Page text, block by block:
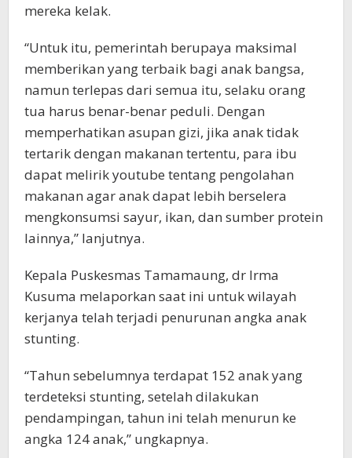
mereka kelak.
“Untuk itu, pemerintah berupaya maksimal
memberikan yang terbaik bagi anak bangsa,
namun terlepas dari semua itu, selaku orang
tua harus benar-benar peduli. Dengan
memperhatikan asupan gizi, jika anak tidak
tertarik dengan makanan tertentu, para ibu
dapat melirik youtube tentang pengolahan
makanan agar anak dapat lebih berselera
mengkonsumsi sayur, ikan, dan sumber protein
lainnya,” lanjutnya.
Kepala Puskesmas Tamamaung, dr Irma
Kusuma melaporkan saat ini untuk wilayah
kerjanya telah terjadi penurunan angka anak
stunting.
“Tahun sebelumnya terdapat 152 anak yang
terdeteksi stunting, setelah dilakukan
pendampingan, tahun ini telah menurun ke
angka 124 anak,” ungkapnya.